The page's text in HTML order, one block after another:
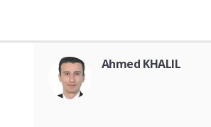
Ahmed KHALIL